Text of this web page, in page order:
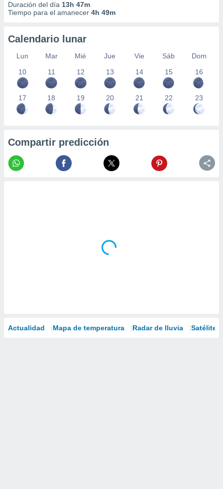
Duración del día 13h 47m
Tiempo para el amanecer 4h 49m
Calendario lunar
Lun Mar Mié Jue Vie Sáb
Dom
10
11 12 13 14 15 16
17 18 19 20 21 22 23
Compartir predicción
Actualidad Mapa de temperatura Radar de lluvia Satélites